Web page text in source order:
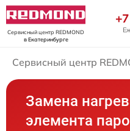
Сервисный центр REDMOND
в Екатеринбурге
Сервисный центр
Замена
элемента